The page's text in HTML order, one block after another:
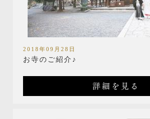
2018年09月28日
お寺のご紹介♪